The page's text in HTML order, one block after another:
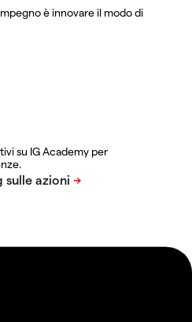
è innovare il modo di
su IG Academy per